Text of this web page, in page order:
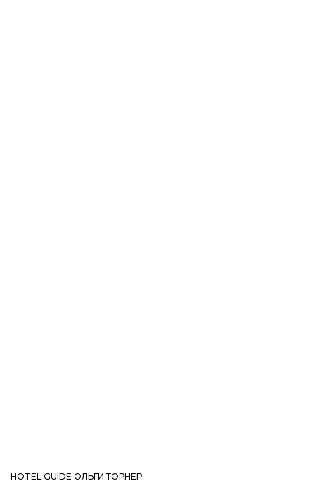
HOTEL GUIDE ОЛЬГИ ТОРНЕР